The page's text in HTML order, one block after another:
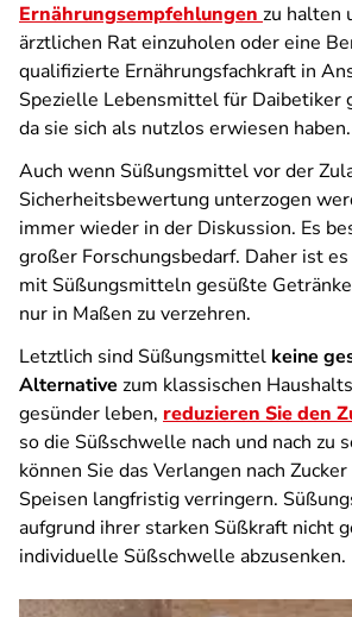
Ernährungsempfehlungen zu halten
ärztlichen Rat einzuholen oder eine
qualifizierte Ernährungsfachkraft in
Spezielle Lebensmittel für Daibetiker
da sie sich als nutzlos erwiesen haben.
Auch wenn Süßungsmittel vor der
Sicherheitsbewertung unterzogen
immer wieder in der Diskussion. Es
großer Forschungsbedarf. Daher ist
mit Süßungsmitteln gesüßte
nur in Maßen zu verzehren.
Letztlich sind Süßungsmittel keine
Alternative zum klassischen
gesünder leben, reduzieren Sie den
so die Süßschwelle nach und nach zu
können Sie das Verlangen nach
Speisen langfristig verringern.
aufgrund ihrer starken Süßkraft nicht
individuelle Süßschwelle abzusenken.